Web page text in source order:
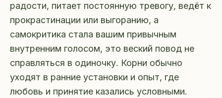
радости, питает постоянную тревогу, ведёт к
прокрастинации или выгоранию, а
самокритика стала вашим привычным
внутренним голосом, это веский повод не
справляться в одиночку. Корни обычно
уходят в ранние установки и опыт, где
любовь и принятие казались условными.